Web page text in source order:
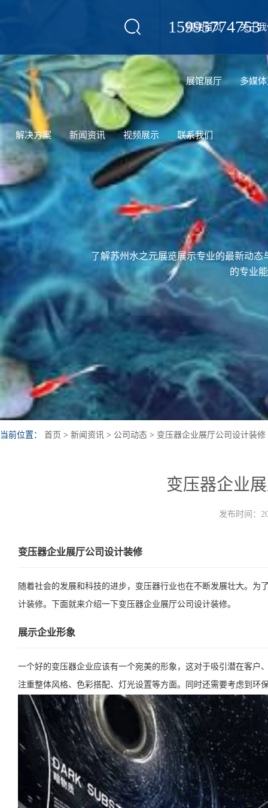
15995774753
网站首页 关于
展馆展厅 多媒
解决方案 新闻资讯 视频展示 联系我们
了解苏州水之元展览展示专业的最新动
的专业
当前位置： 首页 > 新闻资讯 > 公司动态 > 变压器企业展厅公司设计装修
变压器企业
发布时间：
变压器企业展厅公司设计装修
随着社会的发展和科技的进步，变压器行业也在不断发展壮大。
计装修。下面就来介绍一下变压器企业展厅公司设计装修。
展示企业形象
一个好的变压器企业应该有一个宛美的形象，这对于吸引潜在客
注重整体风格、色彩搭配、灯光设置等方面。同时还需要考虑到